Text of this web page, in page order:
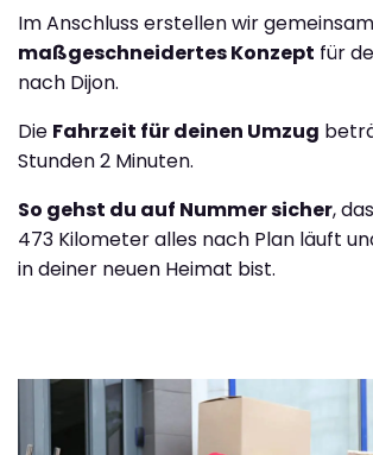
Im Anschluss erstellen wir
maßgeschneidertes Konzept für
nach Dijon.
Die Fahrzeit für deinen Umzug
Stunden 2 Minuten.
So gehst du auf Nummer sicher,
473 Kilometer alles nach Plan läuft
in deiner neuen Heimat bist.